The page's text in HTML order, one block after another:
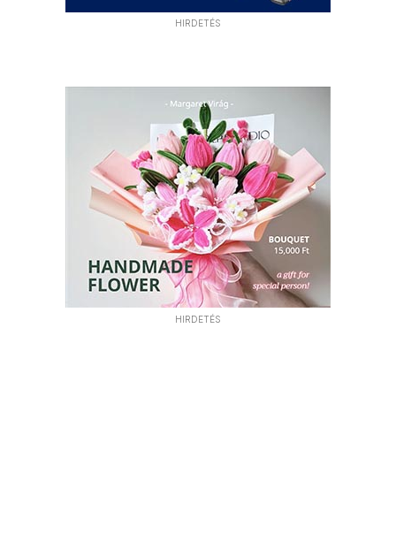
HIRDETÉS
HIRDETÉS